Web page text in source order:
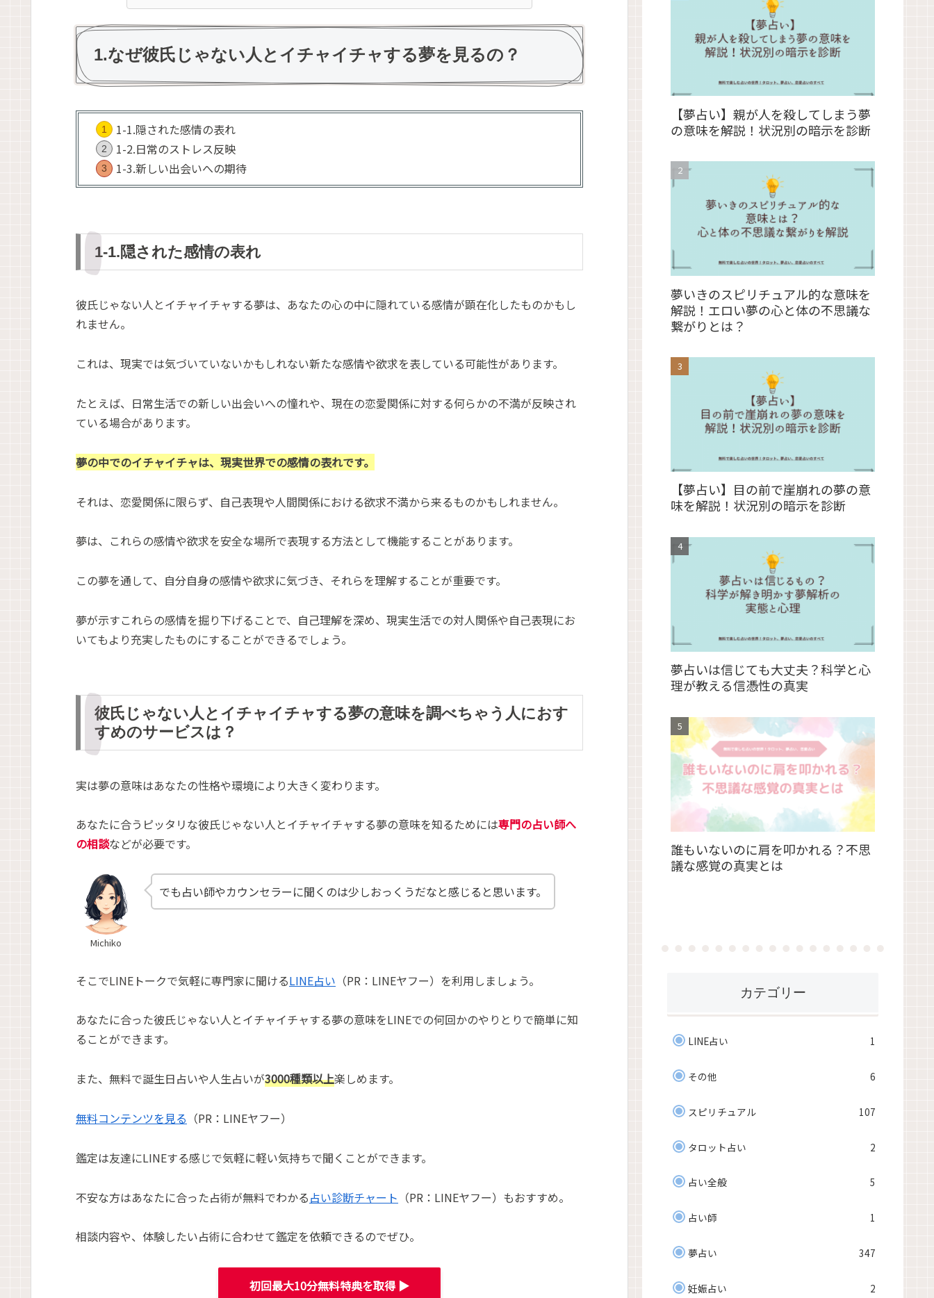
1.なぜ彼氏じゃない人とイチャイチャする夢を見るの？
1-1.隠された感情の表れ
1-2.日常のストレス反映
1-3.新しい出会いへの期待
1-1.隠された感情の表れ
彼氏じゃない人とイチャイチャする夢は、あなたの心の中に隠れている感情が顕在化したものかもし
れません。
これは、現実では気づいていないかもしれない新たな感情や欲求を表している可能性があります。
たとえば、日常生活での新しい出会いへの憧れや、現在の恋愛関係に対する何らかの不満が反映され
ている場合があります。
夢の中でのイチャイチャは、現実世界での感情の表れです。
それは、恋愛関係に限らず、自己表現や人間関係における欲求不満から来るものかもしれません。
夢は、これらの感情や欲求を安全な場所で表現する方法として機能することがあります。
この夢を通して、自分自身の感情や欲求に気づき、それらを理解することが重要です。
夢が示すこれらの感情を掘り下げることで、自己理解を深め、現実生活での対人関係や自己表現にお
いてもより充実したものにすることができるでしょう。
彼氏じゃない人とイチャイチャする夢の意味を調べちゃう人におす
すめのサービスは？
実は夢の意味はあなたの性格や環境により大きく変わります。
あなたに合うピッタリな彼氏じゃない人とイチャイチャする夢の意味を知るためには専門の占い師へ
の相談などが必要です。
Michiko
でも占い師やカウンセラーに聞くのは少しおっくうだなと感じると思います。
そこでLINEトークで気軽に専門家に聞けるLINE占い （PR：LINEヤフー）を利用しましょう。
あなたに合った彼氏じゃない人とイチャイチャする夢の意味をLINEでの何回かのやりとりで簡単に知
ることができます。
また、無料で誕生日占いや人生占いが3000種類以上楽しめます。
無料コンテンツを見る （PR：LINEヤフー）
鑑定は友達にLINEする感じで気軽に軽い気持ちで聞くことができます。
不安な方はあなたに合った占術が無料でわかる占い診断チャート （PR：LINEヤフー）もおすすめ。
相談内容や、体験したい占術に合わせて鑑定を依頼できるのでぜひ。
初回最大10分無料特典を取得 ▶︎
【夢占い】親が人を殺してしまう夢
の意味を解説！状況別の暗示を診断
夢いきのスピリチュアル的な意味を
解説！エロい夢の心と体の不思議な
繋がりとは？
【夢占い】目の前で崖崩れの夢の意
味を解説！状況別の暗示を診断
夢占いは信じても大丈夫？科学と心
理が教える信憑性の真実
誰もいないのに肩を叩かれる？不思
議な感覚の真実とは
カテゴリー
LINE占い 1
その他 6
スピリチュアル 107
タロット占い 2
占い全般 5
占い師 1
夢占い 347
妊娠占い 2